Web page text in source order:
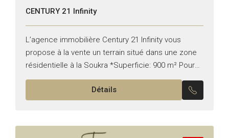
CENTURY 21 Infinity
L’agence immobilière Century 21 Infinity vous
propose à la vente un terrain situé dans une zone
résidentielle à la Soukra *Superficie: 900 m² Pour
plus d’informations, veuillez nous contacter au
Détails